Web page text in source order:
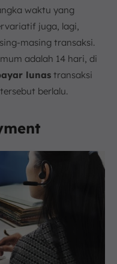
waktu yang
juga, lagi,
masing transaksi.
adalah 14 hari, di
lunas transaksi
berlalu.